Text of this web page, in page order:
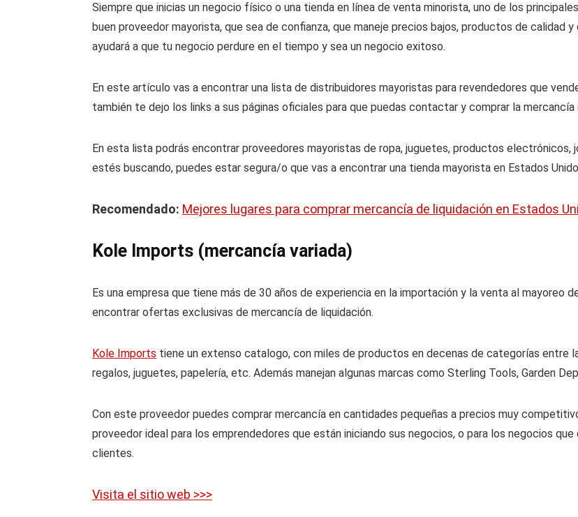
Siempre que inicias un negocio físico o una tienda en línea de venta minorista, uno de los
buen proveedor mayorista, que sea de confianza, que maneje precios bajos, productos de calidad
ayudará a que tu negocio perdure en el tiempo y sea un negocio exitoso.
En este artículo vas a encontrar una lista de distribuidores mayoristas para revendedores que
también te dejo los links a sus páginas oficiales para que puedas contactar y comprar la
En esta lista podrás encontrar proveedores mayoristas de ropa, juguetes, productos
estés buscando, puedes estar segura/o que vas a encontrar una tienda mayorista en Estados
Recomendado: Mejores lugares para comprar mercancía de liquidación en Estados
Kole Imports (mercancía variada)
Es una empresa que tiene más de 30 años de experiencia en la importación y la venta al mayoreo
encontrar ofertas exclusivas de mercancía de liquidación.
Kole Imports tiene un extenso catalogo, con miles de productos en decenas de categorías entre
regalos, juguetes, papelería, etc. Además manejan algunas marcas como Sterling Tools, Garden
Con este proveedor puedes comprar mercancía en cantidades pequeñas a precios muy
proveedor ideal para los emprendedores que están iniciando sus negocios, o para los negocios
clientes.
Visita el sitio web >>>